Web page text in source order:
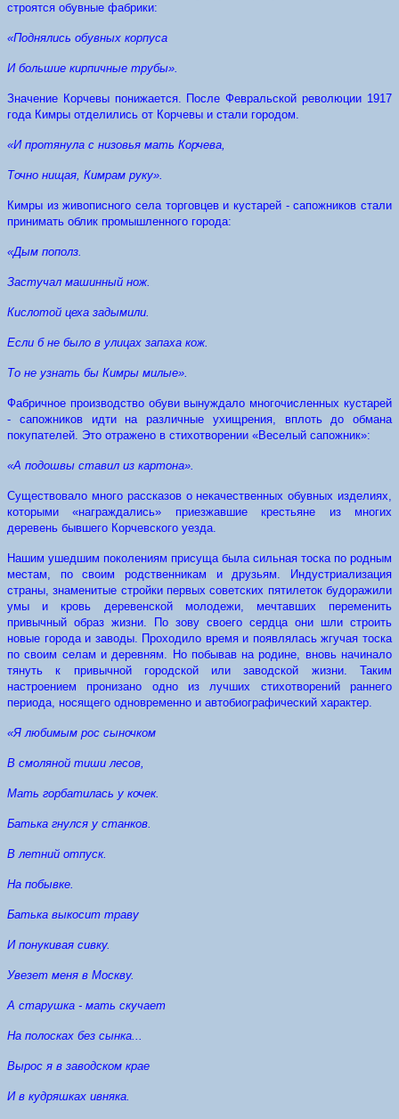
строятся обувные фабрики:
«Поднялись обувных корпуса
И большие кирпичные трубы».
Значение Корчевы понижается. После Февральской революции 1917
года Кимры отделились от Корчевы и стали городом.
«И протянула с низовья мать Корчева,
Точно нищая, Кимрам руку».
Кимры из живописного села торговцев и кустарей - сапожников стали
принимать облик промышленного города:
«Дым пополз.
Застучал машинный нож.
Кислотой цеха задымили.
Если б не было в улицах запаха кож.
То не узнать бы Кимры милые».
Фабричное производство обуви вынуждало многочисленных кустарей
- сапожников идти на различные ухищрения, вплоть до обмана
покупателей. Это отражено в стихотворении «Веселый сапожник»:
«А подошвы ставил из картона».
Существовало много рассказов о некачественных обувных изделиях,
которыми «награждались» приезжавшие крестьяне из многих
деревень бывшего Корчевского уезда.
Нашим ушедшим поколениям присуща была сильная тоска по родным
местам, по своим родственникам и друзьям. Индустриализация
страны, знаменитые стройки первых советских пятилеток будоражили
умы и кровь деревенской молодежи, мечтавших переменить
привычный образ жизни. По зову своего сердца они шли строить
новые города и заводы. Проходило время и появлялась жгучая тоска
по своим селам и деревням. Но побывав на родине, вновь начинало
тянуть к привычной городской или заводской жизни. Таким
настроением пронизано одно из лучших стихотворений раннего
периода, носящего одновременно и автобиографический характер.
«Я любимым рос сыночком
В смоляной тиши лесов,
Мать горбатилась у кочек.
Батька гнулся у станков.
В летний отпуск.
На побывке.
Батька выкосит траву
И понукивая сивку.
Увезет меня в Москву.
А старушка - мать скучает
На полосках без сынка...
Вырос я в заводском крае
И в кудряшках ивняка.